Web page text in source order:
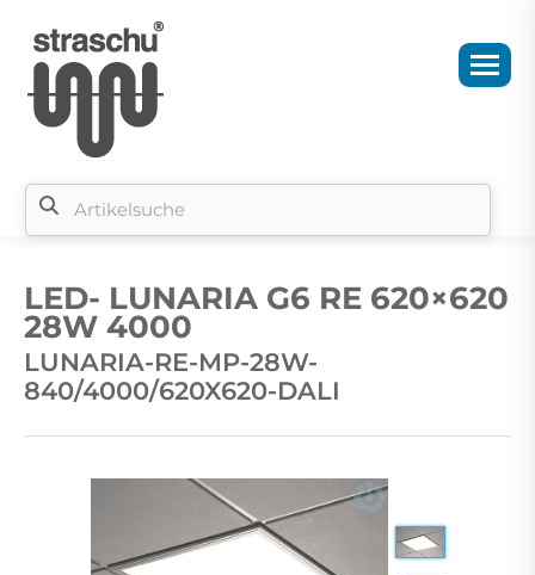
LED- LUNARIA G6 RE 620×620
28W 4000
LUNARIA-RE-MP-28W-
840/4000/620X620-DALI